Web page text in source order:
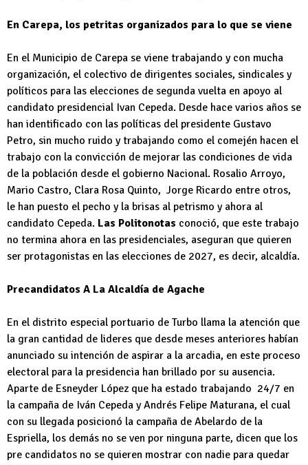
En Carepa, los petritas organizados para lo que se viene
En el Municipio de Carepa se viene trabajando y con mucha
organización, el colectivo de dirigentes sociales, sindicales y
políticos para las elecciones de segunda vuelta en apoyo al
candidato presidencial Ivan Cepeda. Desde hace varios años se
han identificado con las políticas del presidente Gustavo
Petro, sin mucho ruido y trabajando como el comején hacen el
trabajo con la convicción de mejorar las condiciones de vida
de la población desde el gobierno Nacional. Rosalio Arroyo,
Mario Castro, Clara Rosa Quinto, Jorge Ricardo entre otros,
le han puesto el pecho y la brisas al petrismo y ahora al
candidato Cepeda. Las Politonotas conoció, que este trabajo
no termina ahora en las presidenciales, aseguran que quieren
ser protagonistas en las elecciones de 2027, es decir, alcaldía.
Precandidatos A La Alcaldía de Agache
En el distrito especial portuario de Turbo llama la atención que
la gran cantidad de lideres que desde meses anteriores habían
anunciado su intención de aspirar a la arcadia, en este proceso
electoral para la presidencia han brillado por su ausencia.
Aparte de Esneyder López que ha estado trabajando 24/7 en
la campaña de Iván Cepeda y Andrés Felipe Maturana, el cual
con su llegada posicionó la campaña de Abelardo de la
Espriella, los demás no se ven por ninguna parte, dicen que los
pre candidatos no se quieren mostrar con nadie para quedar